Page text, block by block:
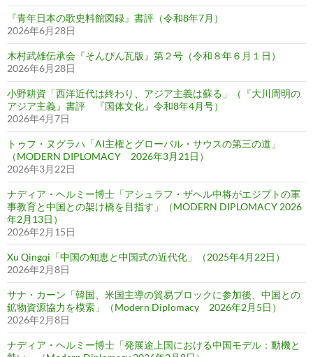
『青年日本の歌史料館図録』書評（令和8年7月）
2026年6月28日
木村武雄伝承会『そんぴん瓦版』第２号（令和８年６月１日）
2026年6月28日
小野耕資「西洋近代は終わり、アジア主義は蘇る」（『大川周明の
アジア主義』書評 『国体文化』令和8年4月号）
2026年4月7日
トゥフ・ヌグラハ「AI主権とグローバル・サウスの第三の道」
（MODERN DIPLOMACY 2026年3月21日）
2026年3月22日
ナディア・ヘルミー博士「アシュラフ・ザヘル中将がエジプトの軍
事教育と中国との架け橋を目指す」（MODERN DIPLOMACY 2026
年2月13日）
2026年2月15日
Xu Qingqi「中国の知恵と中国式の近代化」（2025年4月22日）
2026年2月8日
サナ・カーン「韓国、米国主導の貿易ブロックに参加後、中国との
鉱物資源協力を模索」（Modern Diplomacy 2026年2月5日）
2026年2月8日
ナディア・ヘルミー博士「発展途上国における中国モデル：動機と